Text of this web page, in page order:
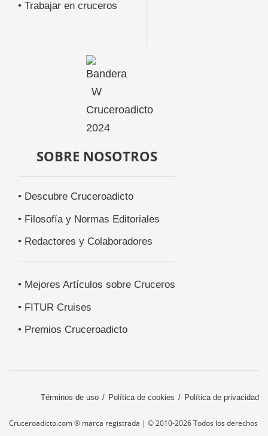
• Trabajar en cruceros
SOBRE NOSOTROS
• Descubre Cruceroadicto
• Filosofía y Normas Editoriales
• Redactores y Colaboradores
• Mejores Artículos sobre Cruceros
• FITUR Cruises
• Premios Cruceroadicto
Términos de uso Política de cookies Política de privacidad
Cruceroadicto.com ® marca registrada | © 2010-2026 Todos los derechos